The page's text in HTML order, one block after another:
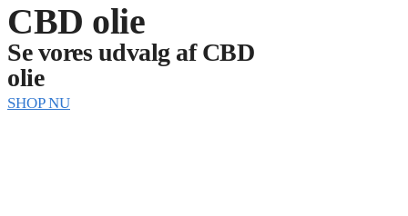
CBD olie
Se vores udvalg af CBD
olie
SHOP NU